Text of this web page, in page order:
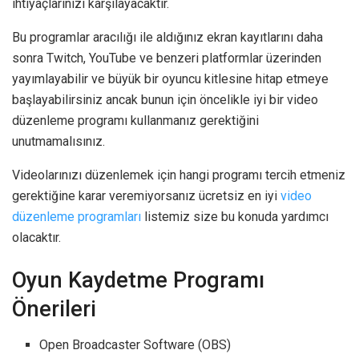
ihtiyaçlarınızı karşılayacaktır.
Bu programlar aracılığı ile aldığınız ekran kayıtlarını daha
sonra Twitch, YouTube ve benzeri platformlar üzerinden
yayımlayabilir ve büyük bir oyuncu kitlesine hitap etmeye
başlayabilirsiniz ancak bunun için öncelikle iyi bir video
düzenleme programı kullanmanız gerektiğini
unutmamalısınız.
Videolarınızı düzenlemek için hangi programı tercih etmeniz
gerektiğine karar veremiyorsanız ücretsiz en iyi video
düzenleme programları listemiz size bu konuda yardımcı
olacaktır.
Oyun Kaydetme Programı
Önerileri
Open Broadcaster Software (OBS)